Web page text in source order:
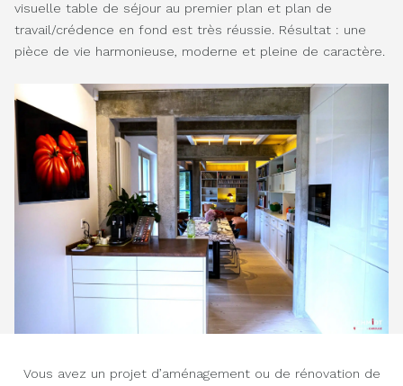
visuelle table de séjour au premier plan et plan de
travail/crédence en fond est très réussie. Résultat : une
pièce de vie harmonieuse, moderne et pleine de caractère.
Vous avez un projet d’aménagement ou de rénovation de